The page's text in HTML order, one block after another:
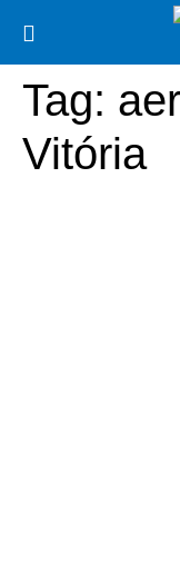
Tag:
Vitória